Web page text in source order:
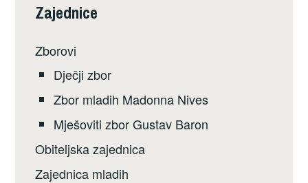
Zajednice
Zborovi
Dječji zbor
Zbor mladih Madonna Nives
Mješoviti zbor Gustav Baron
Obiteljska zajednica
Zajednica mladih